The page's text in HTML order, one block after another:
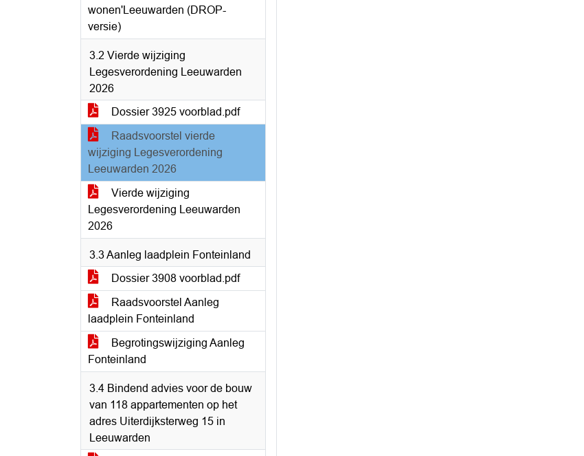
wonen'Leeuwarden (DROP-
versie)
3.2 Vierde wijziging
Legesverordening Leeuwarden
2026
Dossier 3925 voorblad.pdf
Raadsvoorstel vierde
wijziging Legesverordening
Leeuwarden 2026
Vierde wijziging
Legesverordening Leeuwarden
2026
3.3 Aanleg laadplein Fonteinland
Dossier 3908 voorblad.pdf
Raadsvoorstel Aanleg
laadplein Fonteinland
Begrotingswijziging Aanleg
Fonteinland
3.4 Bindend advies voor de bouw
van 118 appartementen op het
adres Uiterdijksterweg 15 in
Leeuwarden